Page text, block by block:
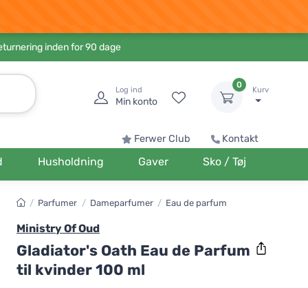
inden for 90 dage
Log ind
Min konto
0
Kurv
Ferwer Club Kontakt
Husholdning Gaver Sko / Tøj
/ Parfumer / Dameparfumer / Eau de parfum
Ministry Of Oud
Gladiator's Oath Eau de Parfum
til kvinder 100 ml